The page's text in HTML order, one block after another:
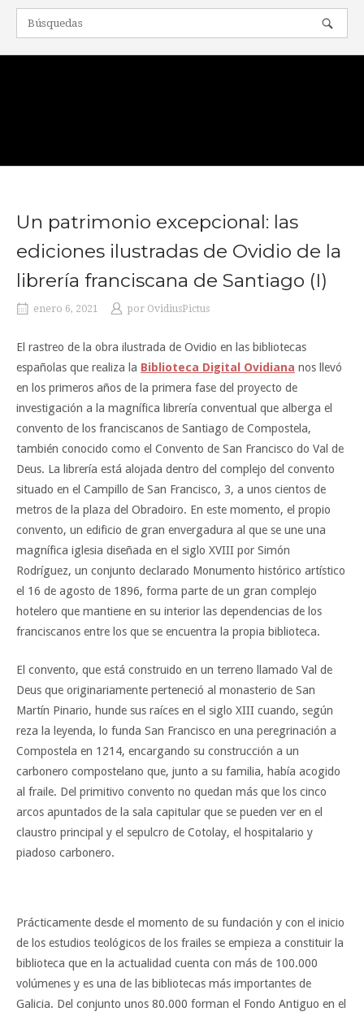
Un patrimonio excepcional: las
ediciones ilustradas de Ovidio de la
librería franciscana de Santiago (I)
enero 6, 2021 por OvidiusPictus
El rastreo de la obra ilustrada de Ovidio en las bibliotecas
españolas que realiza la Biblioteca Digital Ovidiana nos llevó
en los primeros años de la primera fase del proyecto de
investigación a la magnífica librería conventual que alberga el
convento de los franciscanos de Santiago de Compostela,
también conocido como el Convento de San Francisco do Val de
Deus. La librería está alojada dentro del complejo del convento
situado en el Campillo de San Francisco, 3, a unos cientos de
metros de la plaza del Obradoiro. En este momento, el propio
convento, un edificio de gran envergadura al que se une una
magnífica iglesia diseñada en el siglo XVIII por Simón
Rodríguez, un conjunto declarado Monumento histórico artístico
el 16 de agosto de 1896, forma parte de un gran complejo
hotelero que mantiene en su interior las dependencias de los
franciscanos entre los que se encuentra la propia biblioteca.
El convento, que está construido en un terreno llamado Val de
Deus que originariamente perteneció al monasterio de San
Martín Pinario, hunde sus raíces en el siglo XIII cuando, según
reza la leyenda, lo funda San Francisco en una peregrinación a
Compostela en 1214, encargando su construcción a un
carbonero compostelano que, junto a su familia, había acogido
al fraile. Del primitivo convento no quedan más que los cinco
arcos apuntados de la sala capitular que se pueden ver en el
claustro principal y el sepulcro de Cotolay, el hospitalario y
piadoso carbonero.
Prácticamente desde el momento de su fundación y con el inicio
de los estudios teológicos de los frailes se empieza a constituir la
biblioteca que en la actualidad cuenta con más de 100.000
volúmenes y es una de las bibliotecas más importantes de
Galicia. Del conjunto unos 80.000 forman el Fondo Antiguo en el